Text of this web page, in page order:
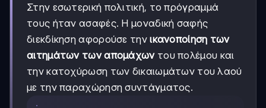
Στην εσωτερική πολιτική, το πρόγραμμά
τους ήταν ασαφές. Η μοναδική σαφής
διεκδίκηση αφορούσε τηνικανοποίηση των
αιτημάτων των απομάχωντου πολέμου και
την κατοχύρωση των δικαιωμάτων του λαού
με την παραχώρηση συντάγματος.